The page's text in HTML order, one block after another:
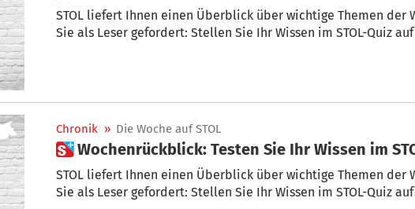
STOL liefert Ihnen einen Überblick über wichtige Themen der
Sie als Leser gefordert: Stellen Sie Ihr Wissen im STOL-Quiz
Chronik » Die Woche auf STOL
 Wochenrückblick: Testen Sie Ihr Wissen im
STOL liefert Ihnen einen Überblick über wichtige Themen der
Sie als Leser gefordert: Stellen Sie Ihr Wissen im STOL-Quiz